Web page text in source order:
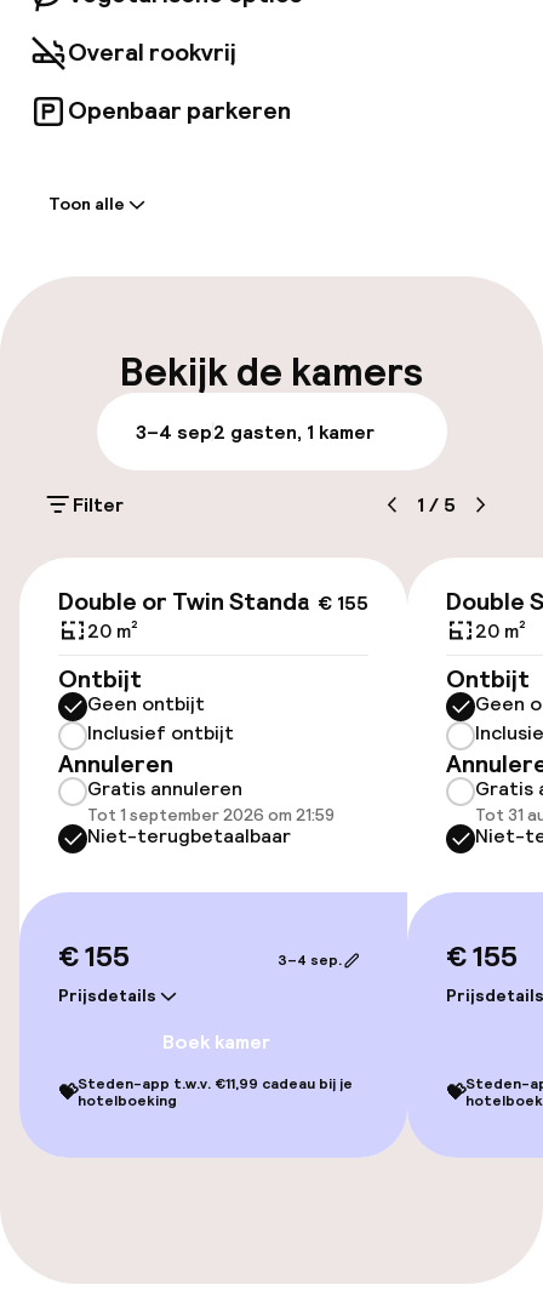
Overal rookvrij
Openbaar parkeren
Express check-in mogelijk
Bagageruimte
Parkeren & mobiliteit
Luchthavenshuttle
Toegankelijkheid
Overal rolstoeltoegankelijk
Lift
geoptimaliseerde kamers beschikbaar
Kamers
geoptimaliseerde kamers beschikbaar
Toon alle
Bekijk de kamers
3–4 sep2 gasten, 1 kamer
Filter 1 / 5
€ 155
Double or Twin Standard
20 m²
Ontbijt
Geen ontbijt
Inclusief ontbijt
Annuleren
Gratis annuleren
Tot 1 september 2026 om 21:59
Niet-terugbetaalbaar
€ 155
Prijsdetails
3–4 sep.
Boek kamer
💝Steden-app t.w.v. €11,99 cadeau bij je
hotelboeking
Double
20 m²
Ontbijt
Geen
Gratis
Tot 31
Niet-
€ 155
Prijsdetails
💝Steden-